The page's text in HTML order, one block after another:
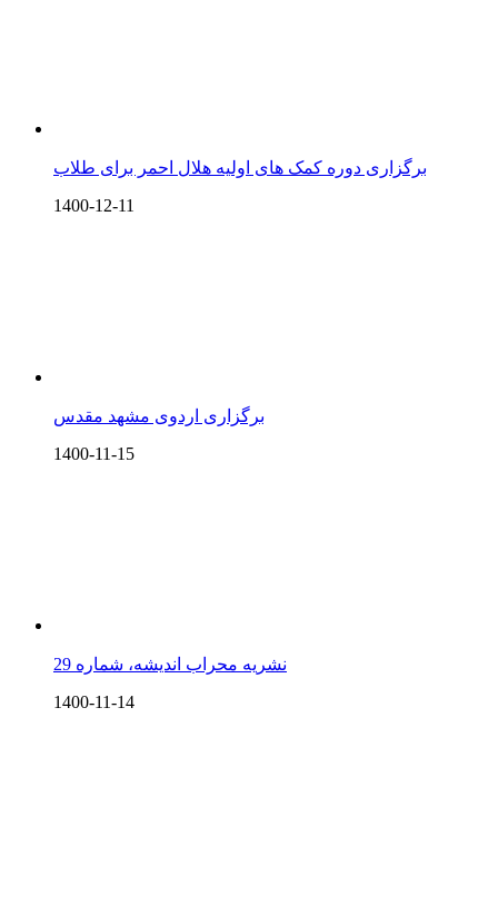
برگزاری دوره کمک های اولیه هلال احمر برای طلاب
1400-12-11
برگزاری اردوی مشهد مقدس
1400-11-15
نشریه محراب اندیشه، شماره 29
1400-11-14